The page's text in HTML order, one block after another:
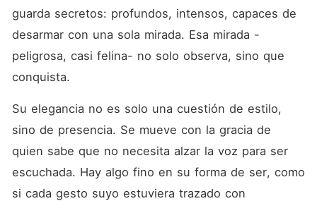
Baranov, un hombre tan letal
como irresistible. Dueño de
una red de poder que se
extiende más allá del
mujer lo desestabilice. Hasta
su inteligencia afilada y su
encanto implacable,
arrastrándolo a un juego de
deseo, dominio y peligro.
empresariales, besos que
guarda secretos: profundos, intensos, capaces de
desarmar con una sola mirada. Esa mirada -
peligrosa, casi felina- no solo observa, sino que
conquista.
Su elegancia no es solo una cuestión de estilo,
sino de presencia. Se mueve con la gracia de
quien sabe que no necesita alzar la voz para ser
escuchada. Hay algo fino en su forma de ser, como
si cada gesto suyo estuviera trazado con